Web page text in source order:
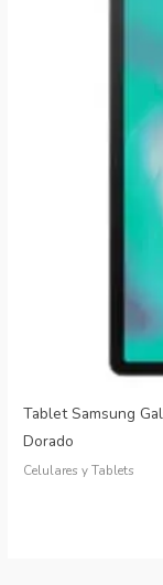
Tablet Samsung
Dorado
Celulares y Tablets